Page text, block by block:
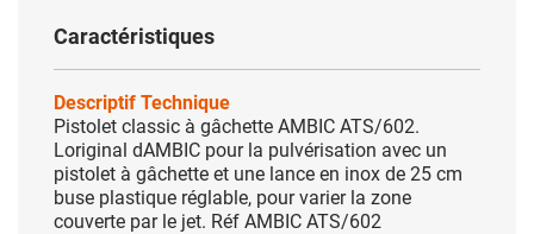
Caractéristiques
Descriptif Technique
Pistolet classic à gâchette AMBIC ATS/602.
Loriginal dAMBIC pour la pulvérisation avec un
pistolet à gâchette et une lance en inox de 25 cm
buse plastique réglable, pour varier la zone
couverte par le jet. Réf AMBIC ATS/602